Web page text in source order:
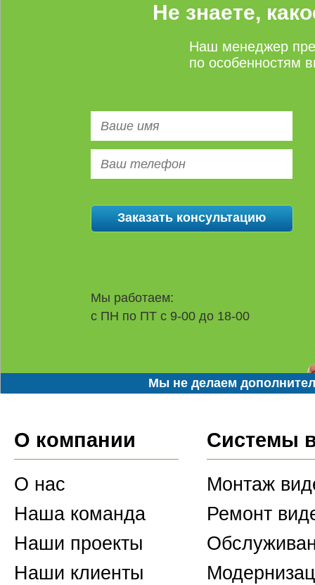
Не знаете,
Наш менеджер
по особенностям
Мы работаем:
с ПН по ПТ с 9-00 до 18-00
Мы не делаем
О компании
О нас
Наша команда
Наши проекты
Наши клиенты
Системы
Монтаж
Ремонт